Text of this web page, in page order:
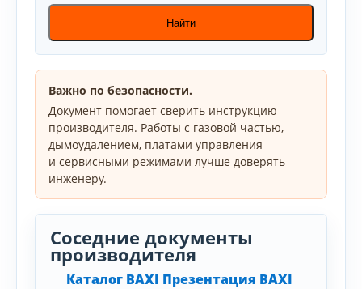
Найти
Важно по безопасности.
Документ помогает сверить инструкцию
производителя. Работы с газовой частью,
дымоудалением, платами управления
и сервисными режимами лучше доверять
инженеру.
Соседние документы
производителя
Каталог BAXI Презентация BAXI